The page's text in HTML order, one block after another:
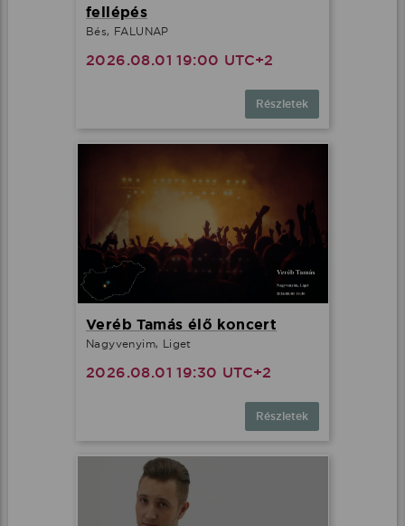
fellépés
Bés, FALUNAP
2026.08.01 19:00 UTC+2
Részletek
Veréb Tamás élő koncert
Nagyvenyim, Liget
2026.08.01 19:30 UTC+2
Részletek